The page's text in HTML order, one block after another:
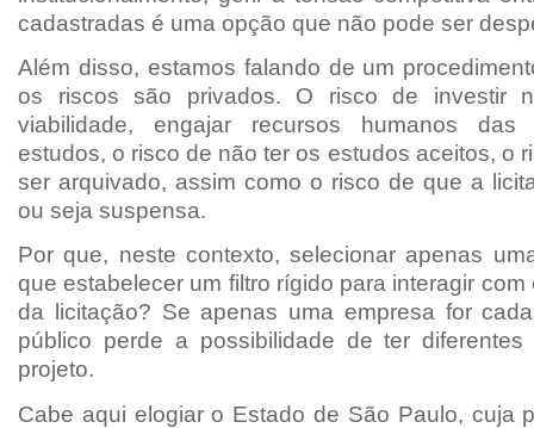
cadastradas é uma opção que não pode ser
Além disso, estamos falando de um
os riscos são privados. O risco de investir
viabilidade, engajar recursos humanos das
estudos, o risco de não ter os estudos aceitos, o
ser arquivado, assim como o risco de que a
ou seja suspensa.
Por que, neste contexto, selecionar apenas
que estabelecer um filtro rígido para interagir
da licitação? Se apenas uma empresa for
público perde a possibilidade de ter
projeto.
Cabe aqui elogiar o Estado de São Paulo, cuja